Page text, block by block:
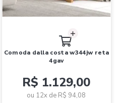
comoda dalla costa w344jw reta
4gav
R$ 1.129,00
ou 12x de R$ 94,08